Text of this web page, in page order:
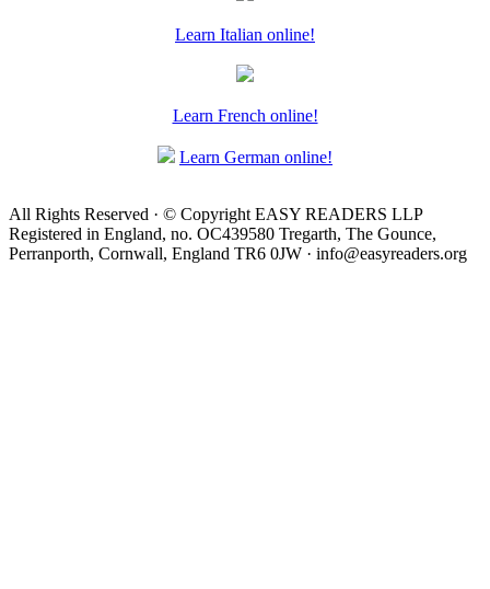
Learn Italian online!
Learn French online!
Learn German online!
All Rights Reserved · © Copyright EASY READERS LLP
Registered in England, no. OC439580 Tregarth, The Gounce,
Perranporth, Cornwall, England TR6 0JW · info@easyreaders.org